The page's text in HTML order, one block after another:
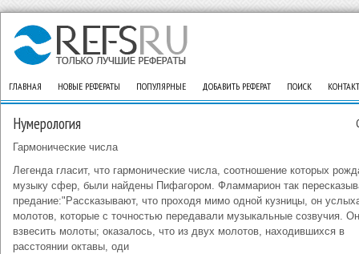
ГЛАВНАЯ НОВЫЕ РЕФЕРАТЫ ПОПУЛЯРНЫЕ ДОБАВИТЬ РЕФЕРАТ ПОИСК
Нумерология
Гармонические числа
Легенда гласит, что гармонические числа, соотношение которых
музыку сфер, были найдены Пифагором. Фламмарион так
предание:"Рассказывают, что проходя мимо одной кузницы, он
молотов, которые с точностью передавали музыкальные созвучия.
взвесить молоты; оказалось, что из двух молотов, находившихся в
расстоянии октавы, оди